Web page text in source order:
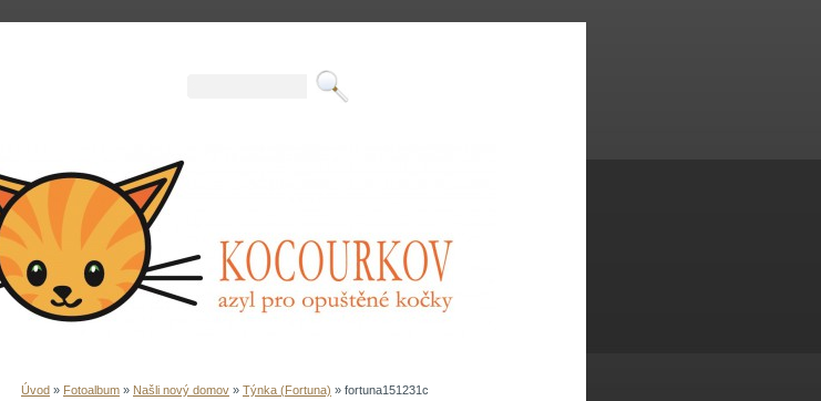
Úvod » Fotoalbum » Našli nový domov » Týnka (Fortuna) » fortuna151231c